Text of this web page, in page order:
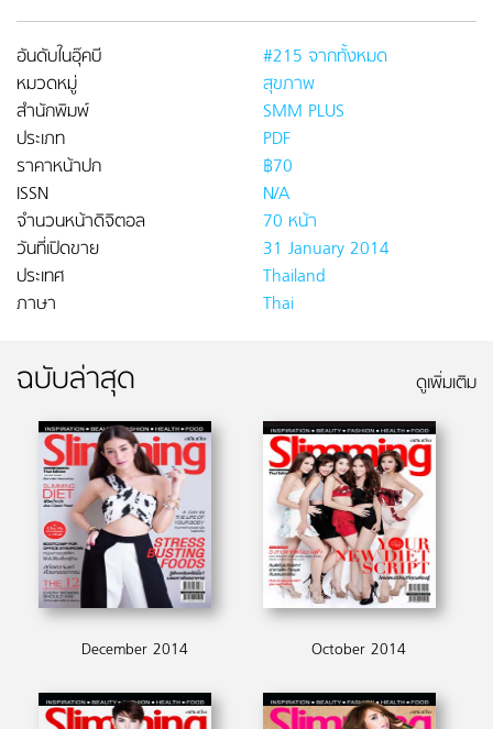
อันดับในอุ๊คบี
#215 จากทั้งหมด
หมวดหมู่
สุขภาพ
สำนักพิมพ์
SMM PLUS
ประเภท
PDF
ราคาหน้าปก
฿70
ISSN
N/A
จำนวนหน้าดิจิตอล
70 หน้า
วันที่เปิดขาย
31 January 2014
ประเทศ
Thailand
ภาษา
Thai
ฉบับล่าสุด ดูเพิ่มเติม
December 2014 October 2014